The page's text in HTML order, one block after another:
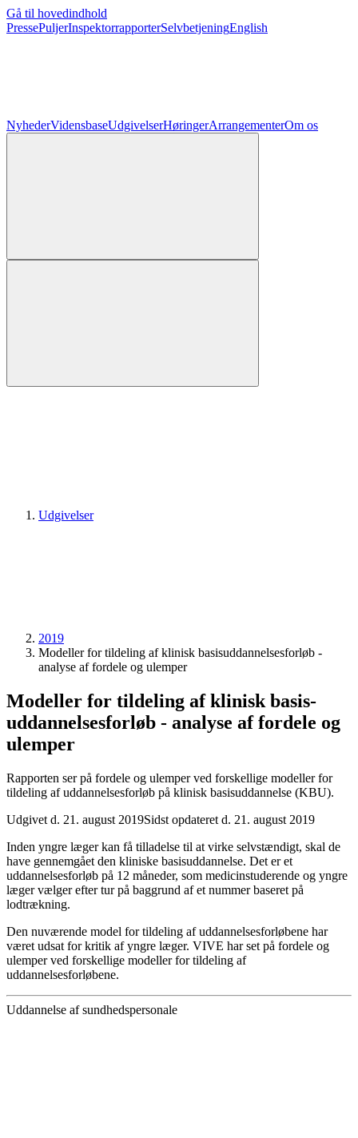
Gå til hovedindhold
PressePuljerInspektorrapporterSelvbetjeningEnglish
NyhederVidensbaseUdgivelserHøringerArrangementerOm os
Udgivelser
2019
Modeller for tildeling af klinisk basis­uddannelses­forløb -
analyse af fordele og ulemper
Modeller for tildeling af klinisk basis­
uddannelses­forløb - analyse af fordele og
ulemper
Rapporten ser på fordele og ulemper ved forskellige modeller for
tildeling af uddannelsesforløb på klinisk basisuddannelse (KBU).
Udgivet d. 21. august 2019Sidst opdateret d. 21. august 2019
Inden yngre læger kan få tilladelse til at virke selvstændigt, skal de
have gennemgået den kliniske basisuddannelse. Det er et
uddannelsesforløb på 12 måneder, som medicinstuderende og yngre
læger vælger efter tur på baggrund af et nummer baseret på
lodtrækning.
Den nuværende model for tildeling af uddannelsesforløbene har
været udsat for kritik af yngre læger. VIVE har set på fordele og
ulemper ved forskellige modeller for tildeling af
uddannelsesforløbene.
Uddannelse af sundhedspersonale